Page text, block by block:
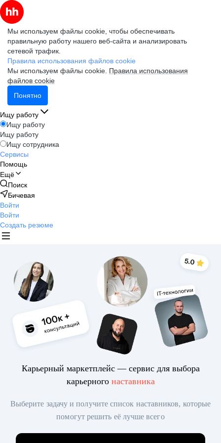
Мы используем файлы cookie, чтобы обеспечивать
правильную работу нашего веб-сайта и анализировать
сетевой трафик.
Правила использования файлов cookie
Мы используем файлы cookie. Правила использования
файлов cookie
Понятно
Ищу работу
Ищу работу
Ищу работу
Ищу сотрудника
Сервисы
Помощь
Ещё
Поиск
Бичевая
Войти
Войти
Создать резюме
Карьерный маркетплейс — сервис для выбора
карьерного наставника
Выберите задачу и получите список наставников, которые
помогут решить её лучше всего